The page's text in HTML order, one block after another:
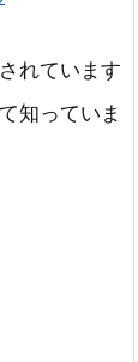
れています
知っていま